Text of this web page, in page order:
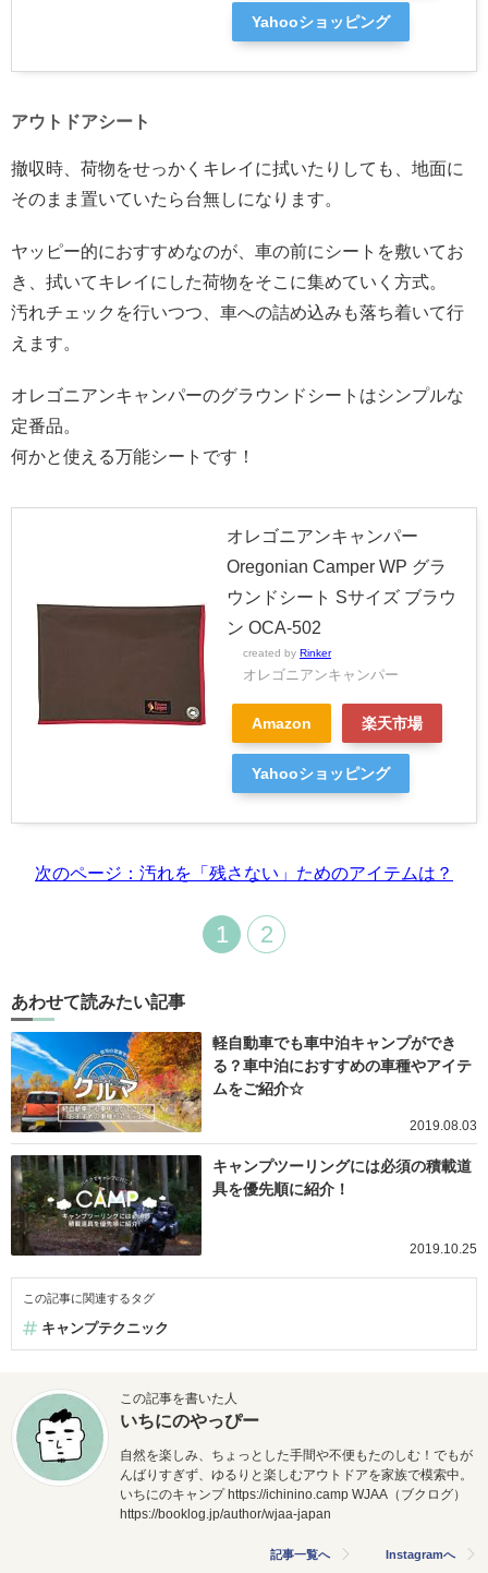
Yahooショッピング
アウトドアシート
撤収時、荷物をせっかくキレイに拭いたりしても、地面に
そのまま置いていたら台無しになります。
ヤッピー的におすすめなのが、車の前にシートを敷いてお
き、拭いてキレイにした荷物をそこに集めていく方式。
汚れチェックを行いつつ、車への詰め込みも落ち着いて行
えます。
オレゴニアンキャンパーのグラウンドシートはシンプルな
定番品。
何かと使える万能シートです！
オレゴニアンキャンパー
Oregonian Camper WP グラ
ウンドシート Sサイズ ブラウ
ン OCA-502
created by Rinker
オレゴニアンキャンパー
Amazon 楽天市場
Yahooショッピング
次のページ：汚れを「残さない」ためのアイテムは？
1 2
あわせて読みたい記事
軽自動車でも車中泊キャンプができ
る？車中泊におすすめの車種やアイテ
ムをご紹介☆
2019.08.03
キャンプツーリングには必須の積載道
具を優先順に紹介！
2019.10.25
この記事に関連するタグ
キャンプテクニック
この記事を書いた人
いちにのやっぴー
自然を楽しみ、ちょっとした手間や不便もたのしむ！でもが
んばりすぎず、ゆるりと楽しむアウトドアを家族で模索中。
いちにのキャンプhttps://ichinino.camp WJAA（ブクログ）
https://booklog.jp/author/wjaa-japan
記事一覧へ Instagramへ